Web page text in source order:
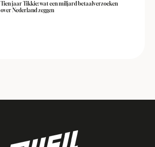
Tien jaar Tikkie: wat een miljard betaalverzoeken
over Nederland zeggen